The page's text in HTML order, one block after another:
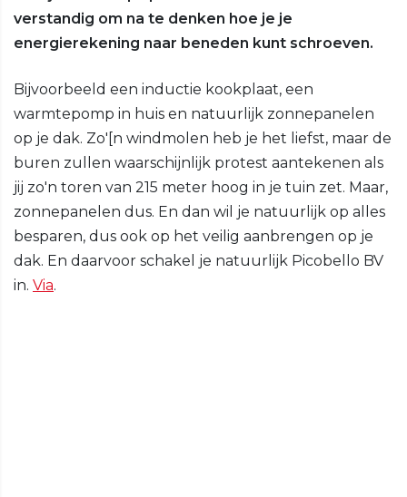
verstandig om na te denken hoe je je
energierekening naar beneden kunt schroeven.
Bijvoorbeeld een inductie kookplaat, een
warmtepomp in huis en natuurlijk zonnepanelen
op je dak. Zo'[n windmolen heb je het liefst, maar de
buren zullen waarschijnlijk protest aantekenen als
jij zo'n toren van 215 meter hoog in je tuin zet. Maar,
zonnepanelen dus. En dan wil je natuurlijk op alles
besparen, dus ook op het veilig aanbrengen op je
dak. En daarvoor schakel je natuurlijk Picobello BV
in. Via.